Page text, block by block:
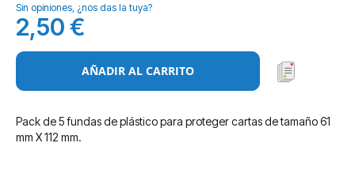
imágenes
Sin opiniones, ¿nos das la tuya?
2,50 €
AÑADIR AL CARRITO
Pack de 5 fundas de plástico para proteger cartas de tamaño 61
mm X 112 mm.